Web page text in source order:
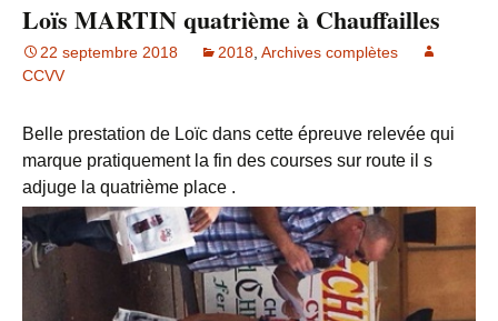
Loïs MARTIN quatrième à Chauffailles
22 septembre 2018 2018 Archives complètes
CCVV
Belle prestation de Loïc dans cette épreuve relevée qui
marque pratiquement la fin des courses sur route il s
adjuge la quatrième place .